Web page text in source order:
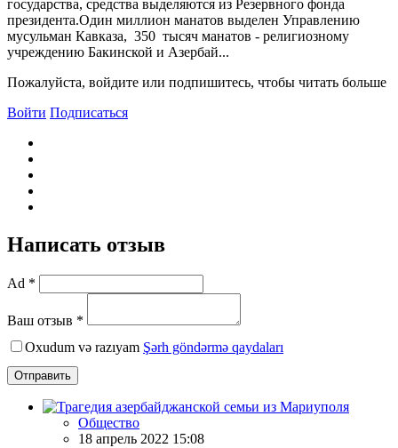
государства, средства выделяются из Резервного фонда
президента.Один миллион манатов выделен Управлению
мусульман Кавказа, 350 тысяч манатов - религиозному
учреждению Бакинской и Азербай...
Пожалуйста, войдите или подпишитесь, чтобы читать больше
Войти Подписаться
Написать отзыв
Ad *
Ваш отзыв *
Oxudum və razıyam Şərh göndərmə qaydaları
Отправить
Общество
18 апрель 2022 15:08